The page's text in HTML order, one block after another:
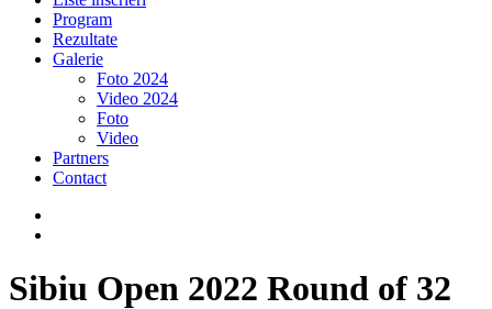
Program
Rezultate
Galerie
Foto 2024
Video 2024
Foto
Video
Partners
Contact
Sibiu Open 2022 Round of 32